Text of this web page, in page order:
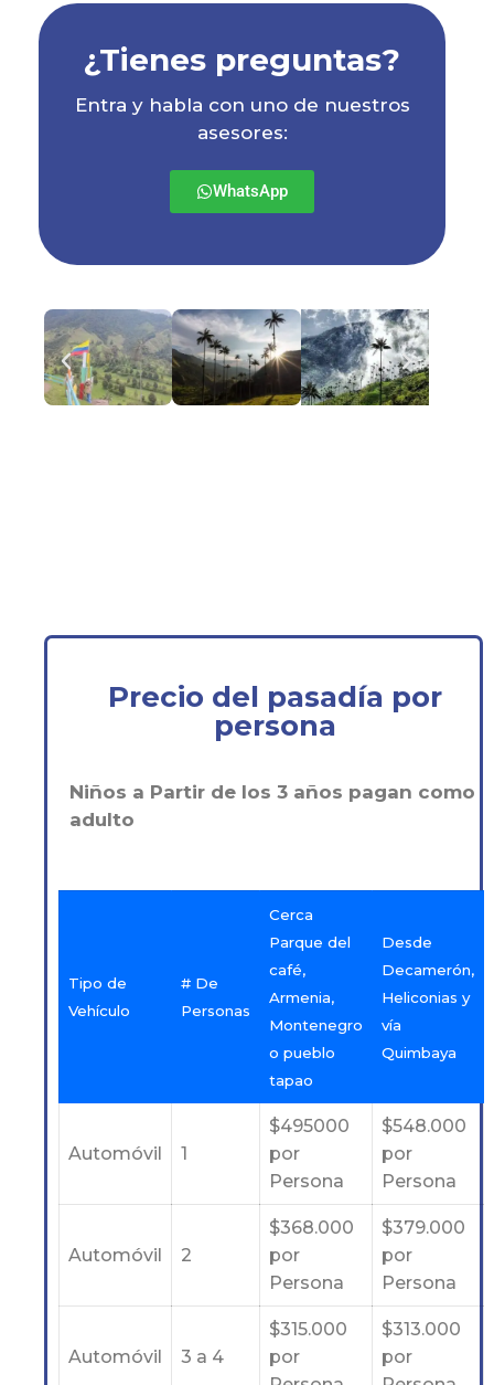
¿Tienes preguntas?
Entra y habla con uno de nuestros
asesores:
WhatsApp
Precio del pasadía por
persona
Niños a Partir de los 3 años pagan como
adulto
Tipo de
Vehículo
# De
Personas
Cerca
Parque del
café,
Armenia,
Montenegro
o pueblo
tapao
Desde
Decamerón,
Heliconias y
vía
Quimbaya
Automóvil 1
$495000
por
Persona
$548.000
por
Persona
Automóvil 2
$368.000
por
Persona
$379.000
por
Persona
Automóvil 3 a 4
$315.000
por
$313.000
por